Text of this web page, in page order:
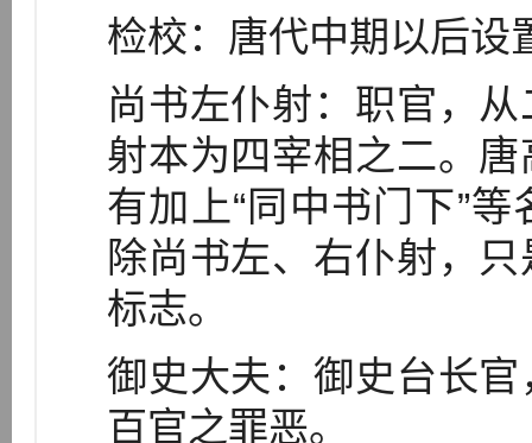
检校：唐代中期以后设
尚书左仆射：职官，
射本为四宰相之二。
有加上“同中书门下”
除尚书左、右仆射，
标志。
御史大夫：御史台长
百官之罪恶。